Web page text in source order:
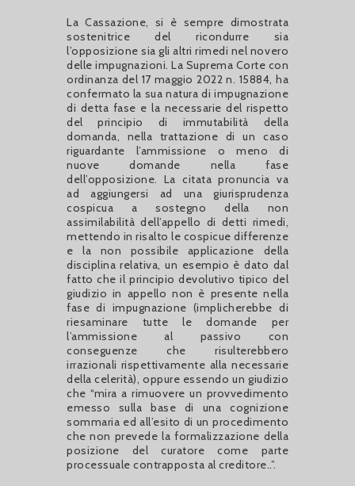
La Cassazione, si è sempre dimostrata
sostenitrice del ricondurre sia
l’opposizione sia gli altri rimedi nel novero
delle impugnazioni. La Suprema Corte con
ordinanza del 17 maggio 2022 n. 15884, ha
confermato la sua natura di impugnazione
di detta fase e la necessarie del rispetto
del principio di immutabilità della
domanda, nella trattazione di un caso
riguardante l’ammissione o meno di
nuove domande nella fase
dell’opposizione. La citata pronuncia va
ad aggiungersi ad una giurisprudenza
cospicua a sostegno della non
assimilabilità dell’appello di detti rimedi,
mettendo in risalto le cospicue differenze
e la non possibile applicazione della
disciplina relativa, un esempio è dato dal
fatto che il principio devolutivo tipico del
giudizio in appello non è presente nella
fase di impugnazione (implicherebbe di
riesaminare tutte le domande per
l’ammissione al passivo con
conseguenze che risulterebbero
irrazionali rispettivamente alla necessarie
della celerità), oppure essendo un giudizio
che “mira a rimuovere un provvedimento
emesso sulla base di una cognizione
sommaria ed all’esito di un procedimento
che non prevede la formalizzazione della
posizione del curatore come parte
processuale contrapposta al creditore..”.